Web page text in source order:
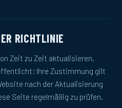
RICHTLINIE
Zeit zu Zeit aktualisieren.
Ihre Zustimmung gilt
nach der Aktualisierung
Seite regelmäßig zu prüfen.